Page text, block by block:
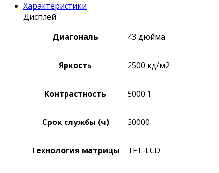
Характеристики
Дисплей
Диагональ
43 дюйма
Яркость 2500 кд/м2
Контрастность 5000:1
Срок службы (ч) 30000
Технология матрицы TFT-LCD